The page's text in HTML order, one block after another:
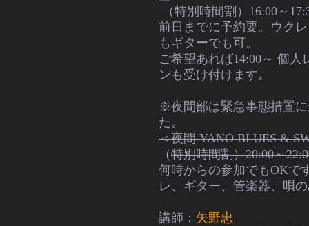
（特別時間割） 16:00～
前日までに予約要。ウク
もギターでも可。
ご希望あれば14:00～ 個人
ンも受け付けます。
※夜間部は緊急事態措置
た。
＜夜間 YANO BLUES &
（特別時間割）20:00～
何時からの参加でもOKで
レ、ギター、管楽器、唄
講師： 矢野忠